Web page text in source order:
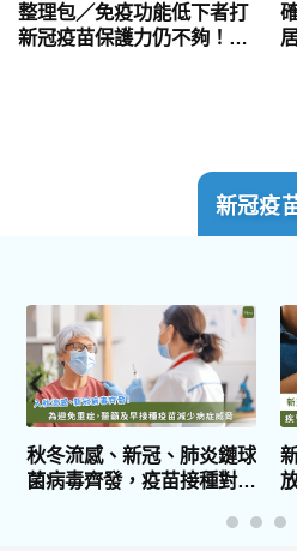
整理包／免疫功能低下者打
新冠疫苗保護力仍不夠！專
新冠疫
秋冬流感、新冠、肺炎鏈球
菌病毒齊發，疫苗接種對